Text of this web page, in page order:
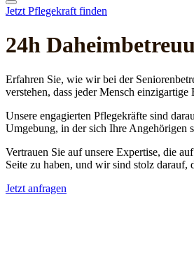
Jetzt Pflegekraft finden
24h
Erfahren Sie, wie wir bei der
verstehen, dass jeder Mensch
Unsere engagierten Pflegekräfte sind
Umgebung, in der sich Ihre Angehörigen
Vertrauen Sie auf unsere Expertise, die
Seite zu haben, und wir sind stolz
Jetzt anfragen